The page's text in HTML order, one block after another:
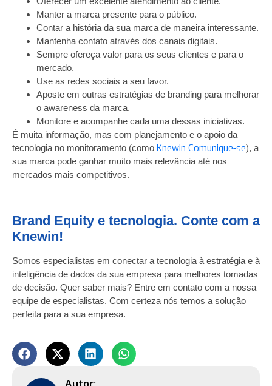
Manter a marca presente para o público.
Contar a história da sua marca de maneira interessante.
Mantenha contato através dos canais digitais.
Sempre ofereça valor para os seus clientes e para o
mercado.
Use as redes sociais a seu favor.
Aposte em outras estratégias de branding para melhorar
o awareness da marca.
Monitore e acompanhe cada uma dessas iniciativas.
É muita informação, mas com planejamento e o apoio da
tecnologia no monitoramento (como Knewin Comunique-se), a
sua marca pode ganhar muito mais relevância até nos
mercados mais competitivos.
Brand Equity e tecnologia. Conte com a
Knewin!
Somos especialistas em conectar a tecnologia à estratégia e à
inteligência de dados da sua empresa para melhores tomadas
de decisão. Quer saber mais? Entre em contato com a nossa
equipe de especialistas. Com certeza nós temos a solução
perfeita para a sua empresa.